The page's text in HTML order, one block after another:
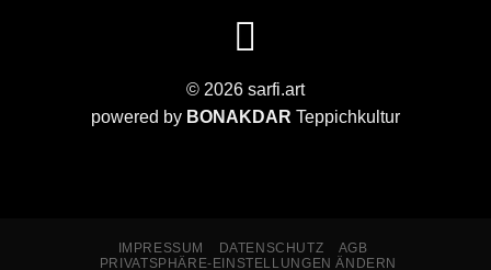
© 2026 sarfi.art
powered by BONAKDAR Teppichkultur
IMPRESSUM DATENSCHUTZ
AGB
PRIVATSPHÄRE-EINSTELLUNGEN ÄNDERN